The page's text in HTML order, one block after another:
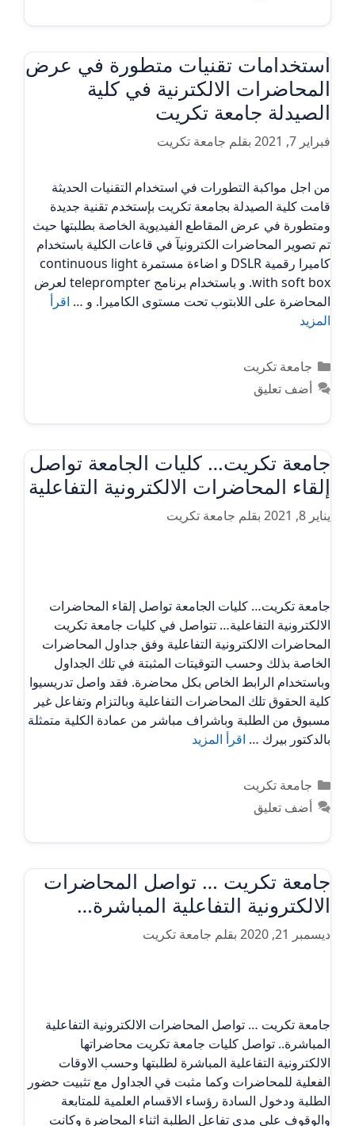
استخدامات تقنيات متطورة في عرض
المحاضرات الالكترنية في كلية
الصيدلة جامعة تكريت
فبراير 7, 2021 بقلم جامعة تكريت
من اجل مواكبة التطورات في استخدام التقنيات الحديثة
قامت كلية الصيدلة بجامعة تكريت بإستخدم تقنية جديدة
ومتطورة في عرض المقاطع الفيديوية الخاصة بطلبتها حيث
تم تصوير المحاضرات الكترونيآ في قاعات الكلية باستخدام
كاميرا رقمية DSLR و اضاءة مستمرة continuous light
with soft box. و باستخدام برنامج teleprompter لعرض
المحاضرة على اللابتوب تحت مستوى الكاميرا. و … اقرأ
المزيد
التصنيفات
جامعة تكريت
أضف تعليق
جامعة تكريت… كليات الجامعة تواصل
إلقاء المحاضرات الالكترونية التفاعلية
يناير 8, 2021 بقلم جامعة تكريت
جامعة تكريت… كليات الجامعة تواصل إلقاء المحاضرات
الالكترونية التفاعلية… تتواصل في كليات جامعة تكريت
المحاضرات الالكترونية التفاعلية وفق جداول المحاضرات
الخاصة بذلك وحسب التوقيتات المثبتة في تلك الجداول
وباستخدام الرابط الخاص بكل محاضرة. فقد واصل تدريسيوا
كلية الحقوق تلك المحاضرات التفاعلية وبالتزام وتفاعل غير
مسبوق من الطلبة وباشراف مباشر من عمادة الكلية متمثلة
بالدكتور بيرك … اقرأ المزيد
التصنيفات
جامعة تكريت
أضف تعليق
جامعة تكريت … تواصل المحاضرات
الالكترونية التفاعلية المباشرة…
ديسمبر 21, 2020 بقلم جامعة تكريت
جامعة تكريت … تواصل المحاضرات الالكترونية التفاعلية
المباشرة.. تواصل كليات جامعة تكريت محاضراتها
الالكترونية التفاعلية المباشرة لطلبتها وحسب الاوقات
الفعلية للمحاضرات وكما مثبت في الجداول مع تثبيت حضور
الطلبة ودخول السادة رؤساء الاقسام العلمية للمتابعة
والوقوف على مدى تفاعل الطلبة اثناء المحاضرة وكانت